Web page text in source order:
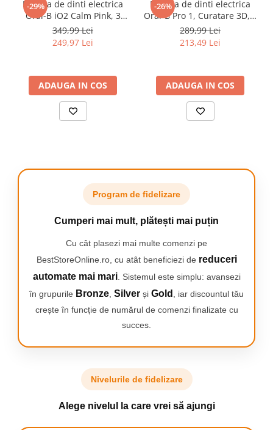
BACTERIENE
Capatul rotund de periaj Oral-B, creat de medicii
stomatologi, acopera fiecare dinte pentru o
curatare eficienta si este delicat cu gingiile.
SEZNOR DE PRESIUNE LA NIVELUL GINGIILOR
Senzorul de presiune al periutei de dinti electrica
Oral-B Pro 1 controleaza presiunea la nivelul
gingiilor. Daca periati prea tare, periuta opreste
pulsatiile pentru a proteja gingiile.
INDEPARTEAZA CU PANA LA 100% MAI
MULTA PLACA BACTERIANA
bacteriana decat o periuta manuala obisnuita,
sa fie mai alb inca din prima zi de periaj, prin
indepartarea petelor de suprafata.
-29%
Periuta de dinti electrica
Oral-B iO2 Calm Pink, 3
Programe, 1 Incarcator, 1
Capat, Roz Prafuit
349,99 Lei
249,97 Lei
ADAUGA IN COS
-26%
Periuta de dinti electrica
Oral-B Pro 1, Curatare 3D, 3
programe, 1 capat de
periaj, trusa de calatorie,
Negru
289,99 Lei
213,49 Lei
ADAUGA IN COS
Program de fidelizare
Cumperi mai mult, plătești mai puțin
Cu cât plasezi mai multe comenzi pe
BestStoreOnline.ro, cu atât beneficiezi de reduceri
automate mai mari. Sistemul este simplu: avansezi
în grupurile Bronze Silver și Gold
, iar discountul tău
crește în funcție de numărul de comenzi finalizate cu
succes.
Nivelurile de fidelizare
Alege nivelul la care vrei să ajungi